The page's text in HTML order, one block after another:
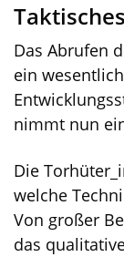
Das Abrufen
ein
nimmt nun
Die
welche
Von großer
das